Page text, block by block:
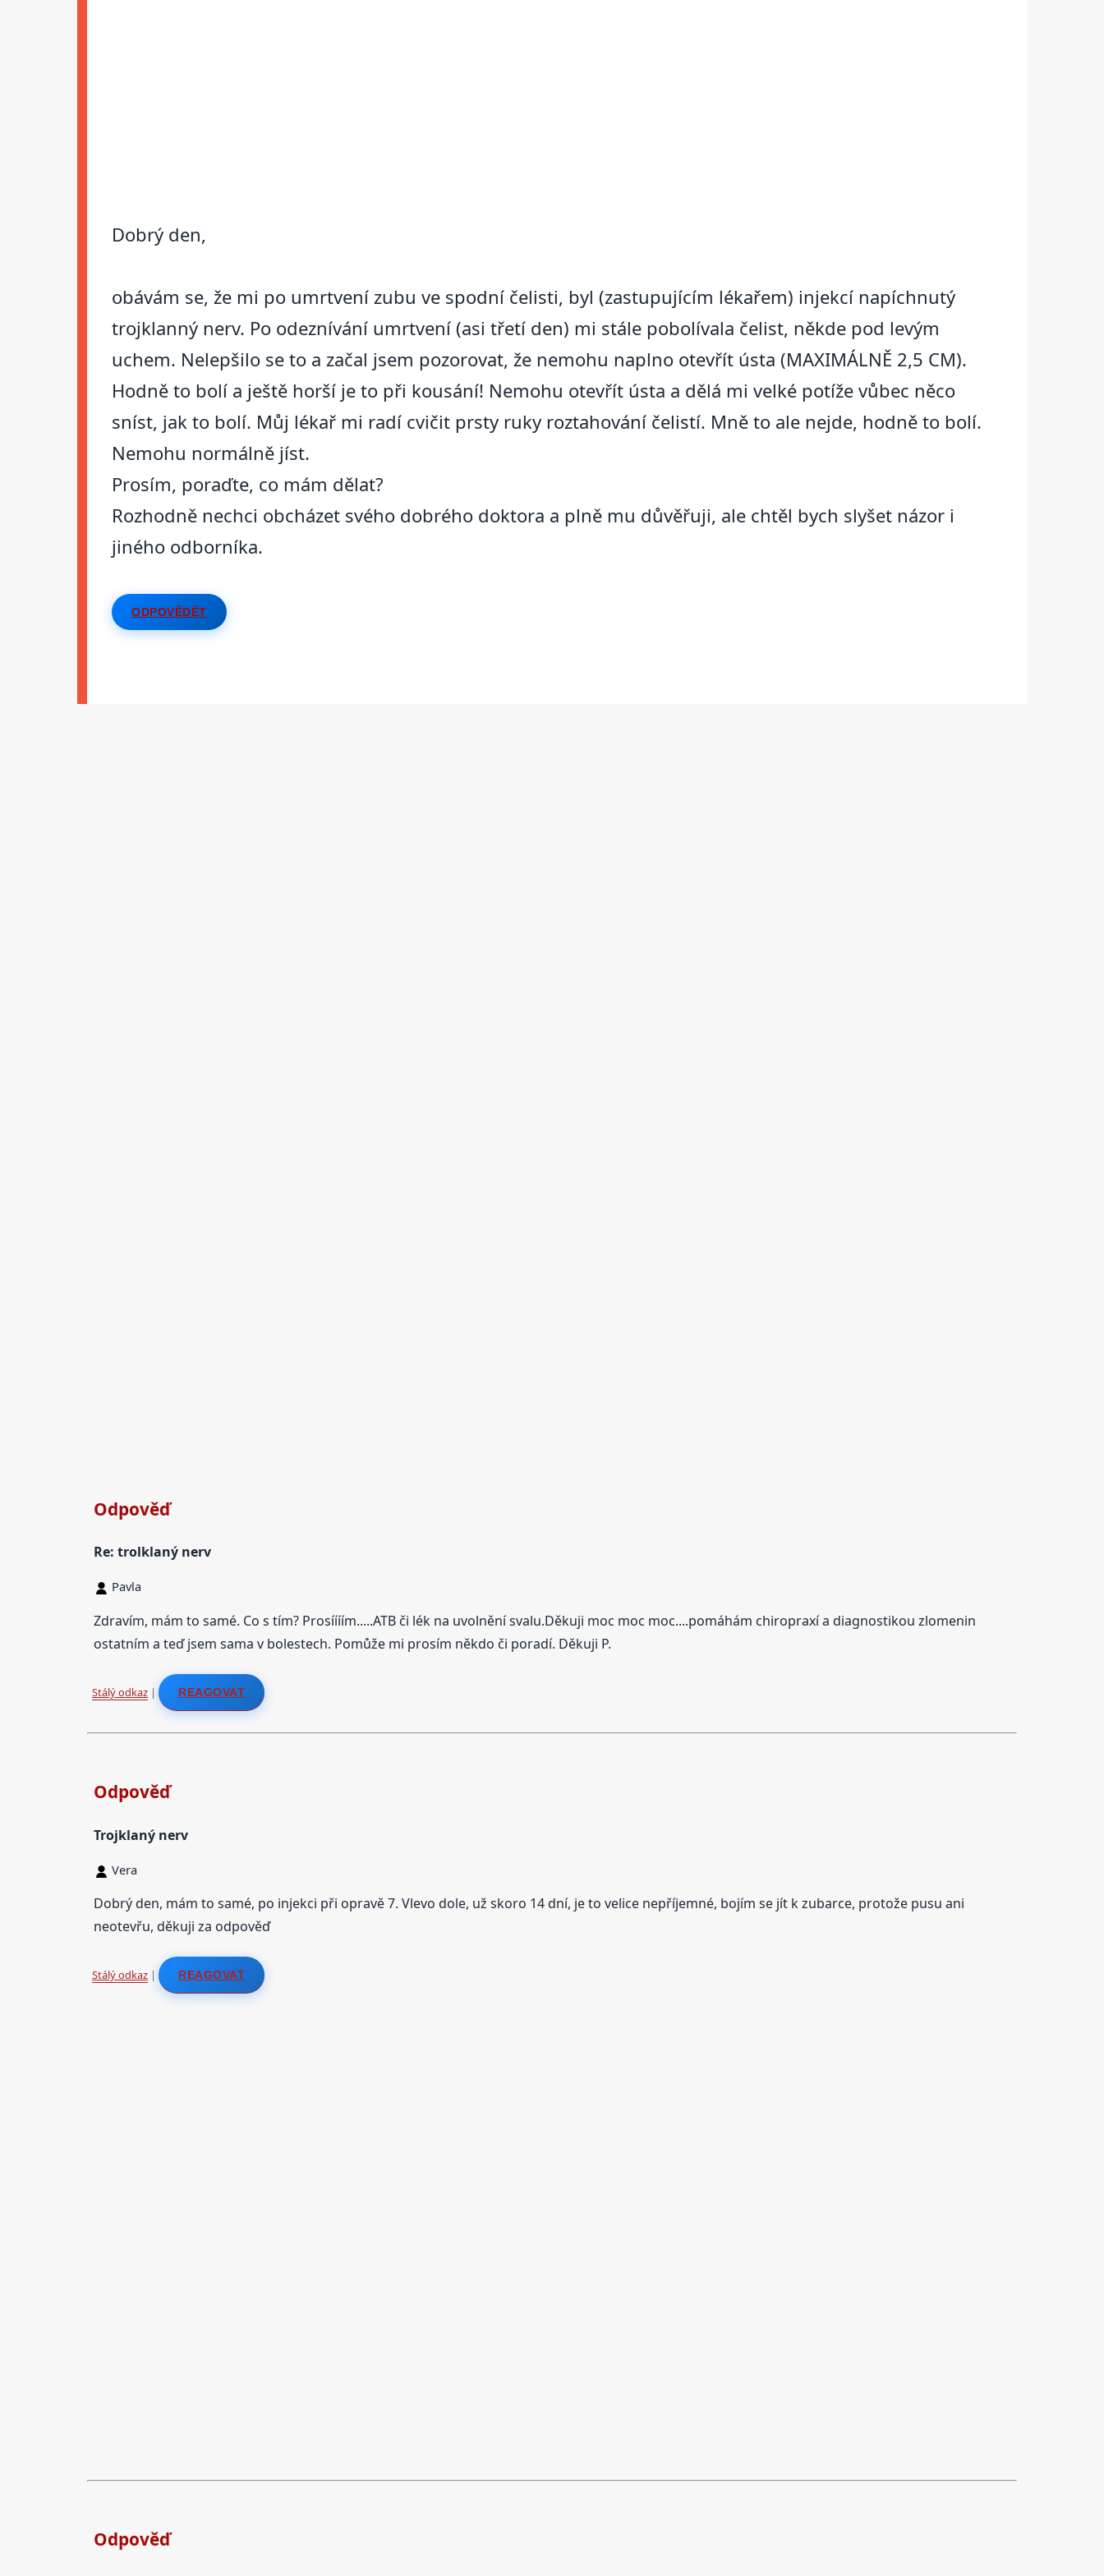
Dobrý den,
obávám se, že mi po umrtvení zubu ve spodní čelisti, byl (zastupujícím lékařem) injekcí napíchnutý
trojklanný nerv. Po odeznívání umrtvení (asi třetí den) mi stále pobolívala čelist, někde pod levým
uchem. Nelepšilo se to a začal jsem pozorovat, že nemohu naplno otevřít ústa (MAXIMÁLNĚ 2,5 CM).
Hodně to bolí a ještě horší je to při kousání! Nemohu otevřít ústa a dělá mi velké potíže vůbec něco
sníst, jak to bolí. Můj lékař mi radí cvičit prsty ruky roztahování čelistí. Mně to ale nejde, hodně to bolí.
Nemohu normálně jíst.
Prosím, poraďte, co mám dělat?
Rozhodně nechci obcházet svého dobrého doktora a plně mu důvěřuji, ale chtěl bych slyšet názor i
jiného odborníka.
ODPOVĚDĚT
Odpověď
Re: trolklaný nerv
Pavla
Zdravím, mám to samé. Co s tím? Prosíííím.....ATB či lék na uvolnění svalu.Děkuji moc moc moc....pomáhám chiropraxí a diagnostikou zlomenin
ostatním a teď jsem sama v bolestech. Pomůže mi prosím někdo či poradí. Děkuji P.
Stálý odkaz | REAGOVAT
Odpověď
Trojklaný nerv
Vera
Dobrý den, mám to samé, po injekci při opravě 7. Vlevo dole, už skoro 14 dní, je to velice nepříjemné, bojím se jít k zubarce, protože pusu ani
neotevřu, děkuji za odpověď
Stálý odkaz | REAGOVAT
Odpověď